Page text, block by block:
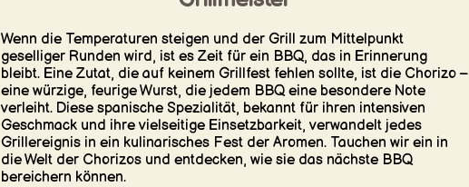
Wenn die Temperaturen steigen und der Grill zum Mittelpunkt
geselliger Runden wird, ist es Zeit für ein BBQ, das in Erinnerung
bleibt. Eine Zutat, die auf keinem Grillfest fehlen sollte, ist die Chorizo –
eine würzige, feurige Wurst, die jedem BBQ eine besondere Note
verleiht. Diese spanische Spezialität, bekannt für ihren intensiven
Geschmack und ihre vielseitige Einsetzbarkeit, verwandelt jedes
Grillereignis in ein kulinarisches Fest der Aromen. Tauchen wir ein in
die Welt der Chorizos und entdecken, wie sie das nächste BBQ
bereichern können.